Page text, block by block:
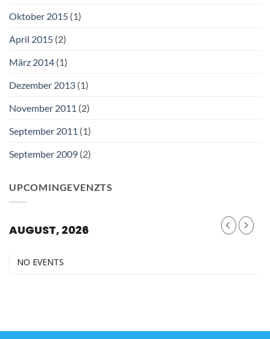
Oktober 2015 (1)
April 2015 (2)
März 2014 (1)
Dezember 2013 (1)
November 2011 (2)
September 2011 (1)
September 2009 (2)
UPCOMINGEVENZTS
AUGUST, 2026
NO EVENTS